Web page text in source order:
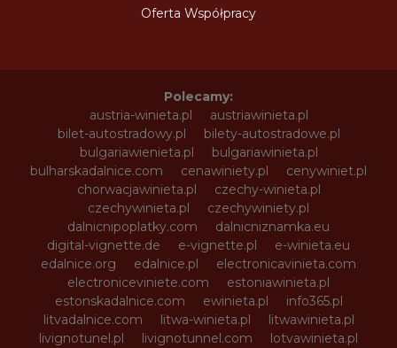
Oferta Współpracy
Polecamy:
austria-winieta.pl
austriawinieta.pl
bilet-autostradowy.pl
bilety-autostradowe.pl
bulgariawienieta.pl
bulgariawinieta.pl
bulharskadalnice.com
cenawiniety.pl
cenywiniet.pl
chorwacjawinieta.pl
czechy-winieta.pl
czechywinieta.pl
czechywiniety.pl
dalnicnipoplatky.com
dalnicniznamka.eu
digital-vignette.de
e-vignette.pl
e-winieta.eu
edalnice.org
edalnice.pl
electronicavinieta.com
electroniceviniete.com
estoniawinieta.pl
estonskadalnice.com
ewinieta.pl
info365.pl
litvadalnice.com
litwa-winieta.pl
litwawinieta.pl
livignotunel.pl
livignotunnel.com
lotvawinieta.pl